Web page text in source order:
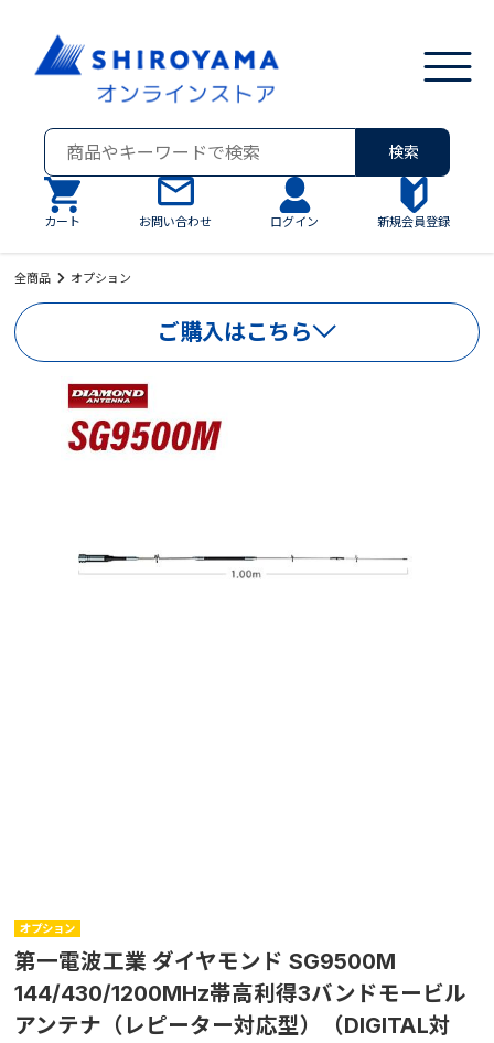
検索
カート お問い合わせ ログイン 新規会員登録
全商品 オプション
ご購入はこちら
オプション
第一電波工業 ダイヤモンド SG9500M
144/430/1200MHz帯高利得3バンドモービル
アンテナ（レピーター対応型）（DIGITAL対